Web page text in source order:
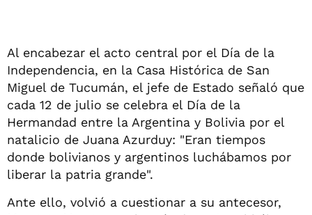
Al encabezar el acto central por el Día de la
Independencia, en la Casa Histórica de San
Miguel de Tucumán, el jefe de Estado señaló que
cada 12 de julio se celebra el Día de la
Hermandad entre la Argentina y Bolivia por el
natalicio de Juana Azurduy: "Eran tiempos
donde bolivianos y argentinos luchábamos por
liberar la patria grande".
Ante ello, volvió a cuestionar a su antecesor,